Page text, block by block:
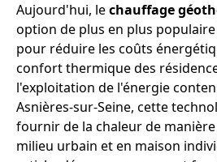
Aujourd'hui, lechauffage
option de plus en plus
pour réduire les coûts
confort thermique des
l'exploitation de l'énergie
Asnières-sur-Seine, cette
fournir de la chaleur de
milieu urbain et en maison